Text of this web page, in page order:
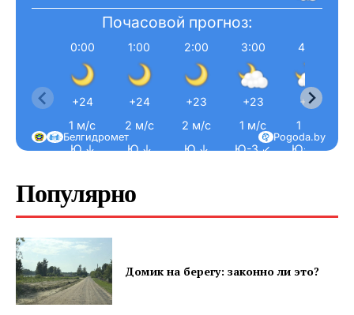
Почасовой прогноз:
0:00
+24
1 м/с
Ю ↓
1:00
+24
2 м/с
Ю ↓
2:00
+23
2 м/с
Ю ↓
3:00
+23
1 м/с
Ю-З ↙
4:00
+22
1 м/с
Ю-З ↙
Pogoda.by
Белгидромет
Популярно
Домик на берегу: законно ли это?